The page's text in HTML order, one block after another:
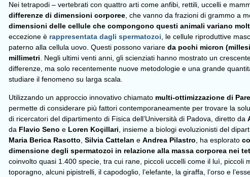
Nei tetrapodi – vertebrati con quattro arti come anfibi, rettili, uccelli e
differenze di dimensioni corporee , che vanno da frazioni di grammo a
dimensioni delle cellule che compongono questi animali variano
eccezione è rappresentata dagli spermatozoi , le cellule riproduttive
paterno alla cellula uovo. Questi possono variare da pochi micron
millimetri . Negli ultimi venti anni, gli scienziati hanno mostrato un
differenze, ma solo recentemente nuove metodologie e una grande
studiare il fenomeno su larga scala.
Utilizzando un approccio innovativo chiamato multi-ottimizzazione di
permette di considerare più fattori contemporaneamente per trovare la
di ricercatori del dipartimento di Fisica dell’Università di Padova, diretto da
da Flavio Seno e Loren Koçillari , insieme a biologi evoluzionisti del
Maria Berica Rasotto ,Silvia Cattelan eAndrea Pilastro , ha esplorato
dimensione degli spermatozoi in relazione alla massa corporea nei
coinvolto quasi 1.400 specie, tra cui rane, piccoli uccelli come il luì, piccoli
toporagno, alcuni pipistrelli, il capodoglio, l’elefante, la giraffa, l’orso e